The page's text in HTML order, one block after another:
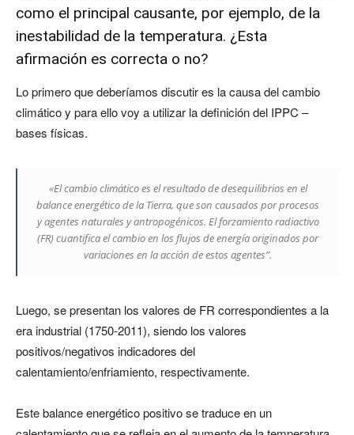
como el principal causante, por ejemplo, de la
inestabilidad de la temperatura. ¿Esta
afirmación es correcta o no?
Lo primero que deberíamos discutir es la causa del cambio
climático y para ello voy a utilizar la definición del IPPC –
bases físicas.
«El cambio climático es el resultado de desequilibrios en el
balance energético de la Tierra, que son causados por procesos
y agentes naturales y antropogénicos. El forzamiento radiactivo
(FR) cuantifica el cambio en los flujos de energía originados por
variaciones en la acción de estos agentes”.
Luego, se presentan los valores de FR correspondientes a la
era industrial (1750-2011), siendo los valores
positivos/negativos indicadores del
calentamiento/enfriamiento, respectivamente.
Este balance energético positivo se traduce en un